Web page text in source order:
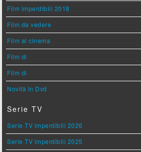
Film imperdibili 2018
Film da vedere
Film al cinema
Film di
Film di
Novità in Dvd
Serie TV
Serie TV imperdibili 2026
Serie TV imperdibili 2025